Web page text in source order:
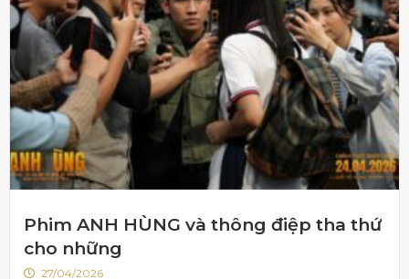
Phim ANH HÙNG và thông điệp tha thứ
cho những
27/04/2026